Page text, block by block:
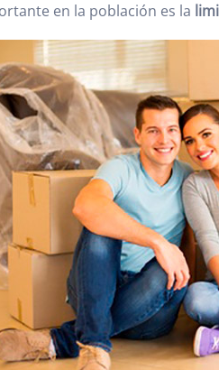
en la población es la